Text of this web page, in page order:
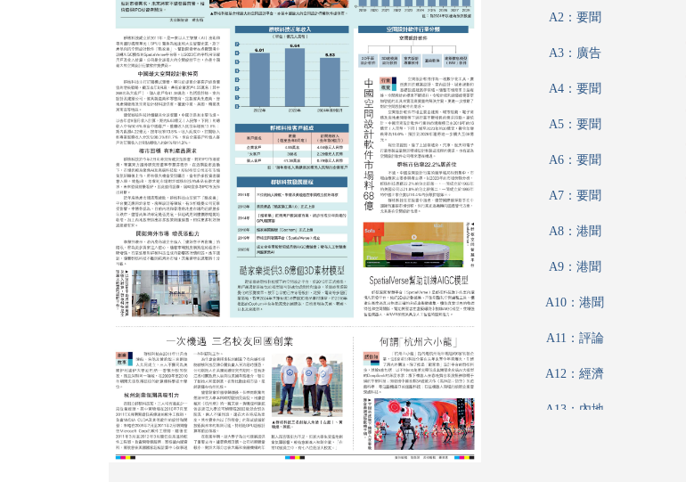
A2：要聞
A3：廣告
A4：要聞
A5：要聞
A6：要聞
A7：要聞
A8：港聞
A9：港聞
A10：港聞
A11：評論
A12：經濟
A13：內地